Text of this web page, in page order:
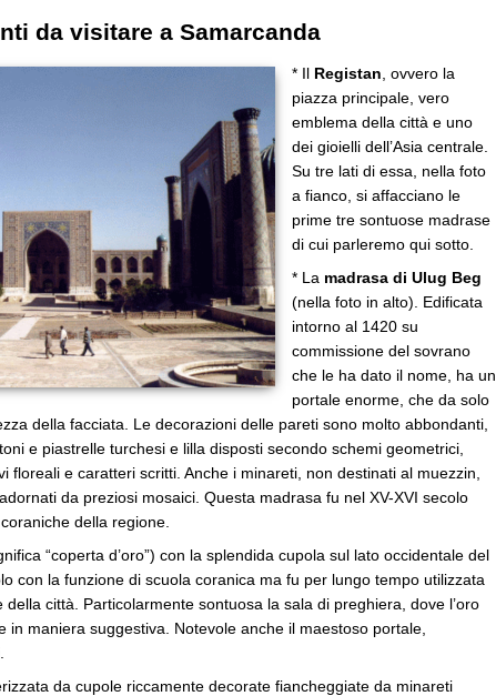
da visitare a Samarcanda
* Il Registan , ovvero la
piazza principale, vero
emblema della città e uno
dei gioielli dell’Asia centrale.
Su tre lati di essa, nella foto
a fianco, si affacciano le
prime tre sontuose madrase
di cui parleremo qui sotto.
* La madrasa di Ulug Beg
(nella foto in alto). Edificata
intorno al 1420 su
commissione del sovrano
che le ha dato il nome, ha un
portale enorme, che da solo
della facciata. Le decorazioni delle pareti sono molto abbondanti,
e piastrelle turchesi e lilla disposti secondo schemi geometrici,
floreali e caratteri scritti. Anche i minareti, non destinati al muezzin,
da preziosi mosaici. Questa madrasa fu nel XV-XVI secolo
della regione.
“coperta d’oro”) con la splendida cupola sul lato occidentale del
con la funzione di scuola coranica ma fu per lungo tempo utilizzata
città. Particolarmente sontuosa la sala di preghiera, dove l’oro
in maniera suggestiva. Notevole anche il maestoso portale,
da cupole riccamente decorate fiancheggiate da minareti